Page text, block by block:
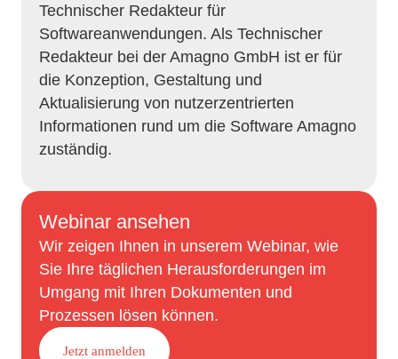
Webinar ansehen
Wir zeigen Ihnen in unserem Webinar, wie
Sie Ihre täglichen Herausforderungen im
Umgang mit Ihren Dokumenten und
Prozessen lösen können.
Jetzt anmelden
Technischer Redakteur für
Softwareanwendungen. Als Technischer
Redakteur bei der Amagno GmbH ist er für
die Konzeption, Gestaltung und
Aktualisierung von nutzerzentrierten
Informationen rund um die Software Amagno
zuständig.